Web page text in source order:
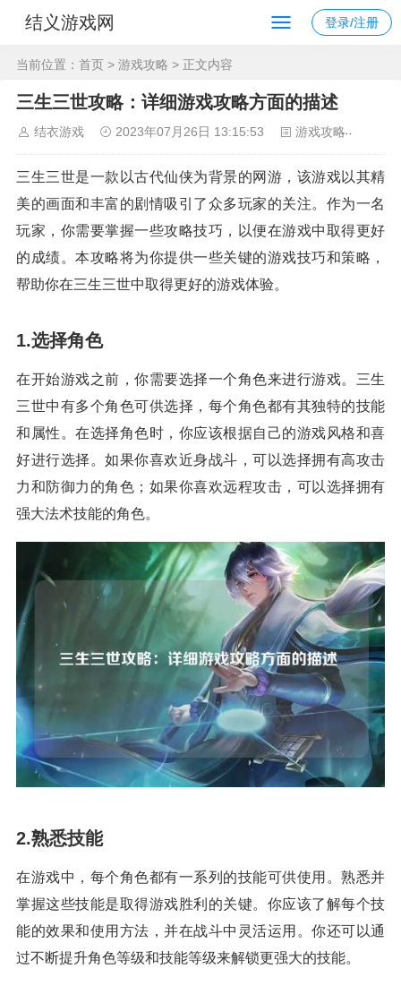
结义游戏网 登录/注册
当前位置： 首页 > 游戏攻略 > 正文内容
三生三世攻略：详细游戏攻略方面的描述
结衣游戏 2023年07月26日 13:15:53 游戏攻略
三生三世是一款以古代仙侠为背景的网游，该游戏以其精
美的画面和丰富的剧情吸引了众多玩家的关注。作为一名
玩家，你需要掌握一些攻略技巧，以便在游戏中取得更好
的成绩。本攻略将为你提供一些关键的游戏技巧和策略，
帮助你在三生三世中取得更好的游戏体验。
1.选择角色
在开始游戏之前，你需要选择一个角色来进行游戏。三生
三世中有多个角色可供选择，每个角色都有其独特的技能
和属性。在选择角色时，你应该根据自己的游戏风格和喜
好进行选择。如果你喜欢近身战斗，可以选择拥有高攻击
力和防御力的角色；如果你喜欢远程攻击，可以选择拥有
强大法术技能的角色。
2.熟悉技能
在游戏中，每个角色都有一系列的技能可供使用。熟悉并
掌握这些技能是取得游戏胜利的关键。你应该了解每个技
能的效果和使用方法，并在战斗中灵活运用。你还可以通
过不断提升角色等级和技能等级来解锁更强大的技能。